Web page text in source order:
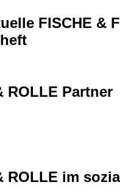
FISCHE &
ROLLE Partner
ROLLE im